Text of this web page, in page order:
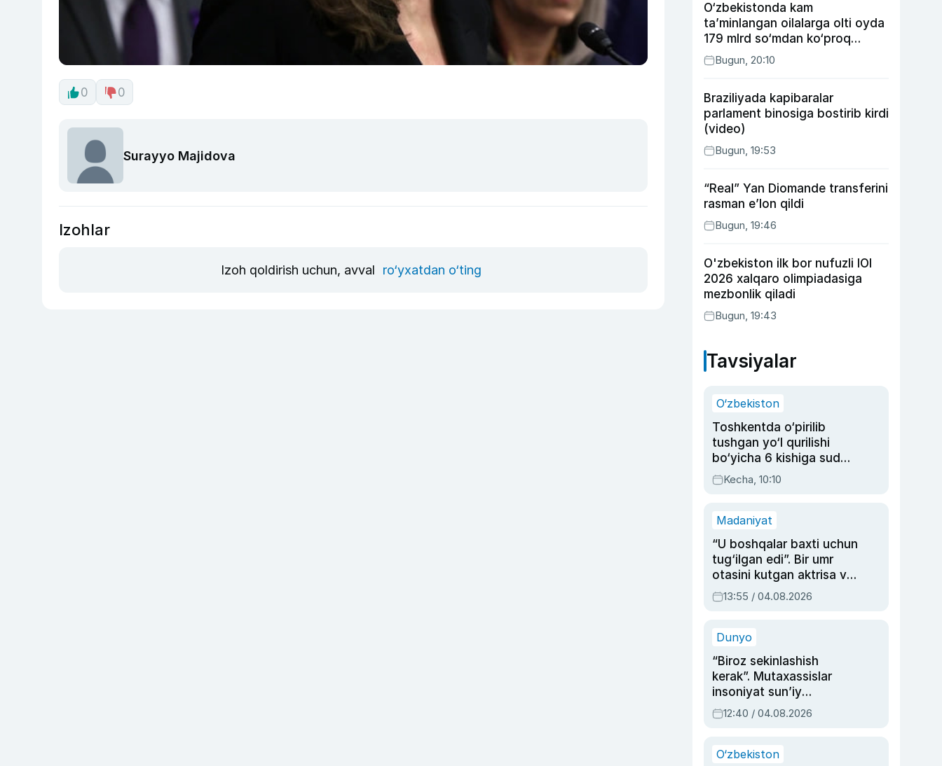
0 0
Surayyo Majidova
Izohlar
Izoh qoldirish uchun, avval ro‘yxatdan o‘ting
O‘zbekistonda kam
ta’minlangan oilalarga olti oyda
179 mlrd so‘mdan ko‘proq
ijtimoiy keshbek to‘lab berildi
Bugun, 20:10
Braziliyada kapibaralar
parlament binosiga bostirib kirdi
(video)
Bugun, 19:53
“Real” Yan Diomande transferini
rasman e’lon qildi
Bugun, 19:46
O'zbekiston ilk bor nufuzli IOI
2026 xalqaro olimpiadasiga
mezbonlik qiladi
Bugun, 19:43
Tavsiyalar
O‘zbekiston
Toshkentda o‘pirilib
tushgan yo‘l qurilishi
bo‘yicha 6 kishiga sud
hukmi o‘qildi
Kecha, 10:10
Madaniyat
“U boshqalar baxti uchun
tug‘ilgan edi”. Bir umr
otasini kutgan aktrisa va
dublyaj ustasi Rimma
Ahmedovaning
13:55 / 04.08.2026
Dunyo
“Biroz sekinlashish
kerak”. Mutaxassislar
insoniyat sun’iy
intellektni boshqara
olmay qolishidan xavotir
12:40 / 04.08.2026
O‘zbekiston